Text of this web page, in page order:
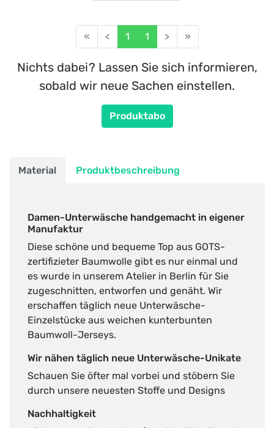
« < 1 1 > »
Nichts dabei? Lassen Sie sich informieren,
sobald wir neue Sachen einstellen.
Produktabo
Material Produktbeschreibung
Damen-Unterwäsche handgemacht in eigener
Manufaktur
Diese schöne und bequeme Top aus GOTS-
zertifizieter Baumwolle gibt es nur einmal und
es wurde in unserem Atelier in Berlin für Sie
zugeschnitten, entworfen und genäht. Wir
erschaffen täglich neue Unterwäsche-
Einzelstücke aus weichen kunterbunten
Baumwoll-Jerseys.
Wir nähen täglich neue Unterwäsche-Unikate
Schauen Sie öfter mal vorbei und stöbern Sie
durch unsere neuesten Stoffe und Designs
Nachhaltigkeit